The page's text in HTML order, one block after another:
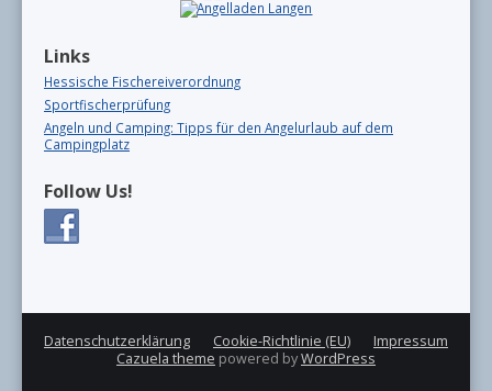
Links
Hessische Fischereiverordnung
Sportfischerprüfung
Angeln und Camping: Tipps für den Angelurlaub auf dem
Campingplatz
Follow Us!
Datenschutzerklärung Cookie-Richtlinie (EU)
Impressum
Cazuela theme powered byWordPress